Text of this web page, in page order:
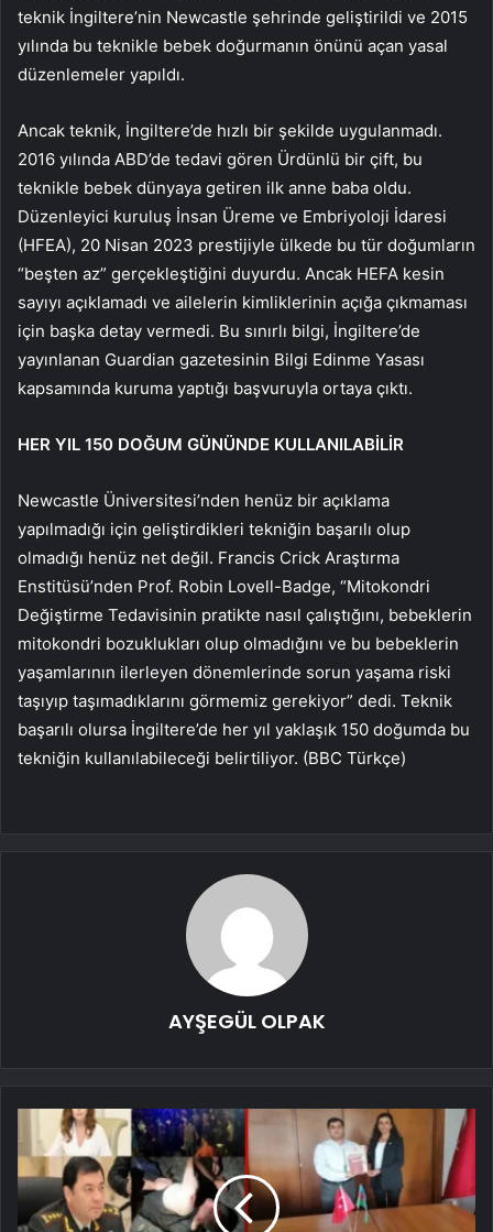
teknik İngiltere’nin Newcastle şehrinde geliştirildi ve 2015
yılında bu teknikle bebek doğurmanın önünü açan yasal
düzenlemeler yapıldı.
Ancak teknik, İngiltere’de hızlı bir şekilde uygulanmadı.
2016 yılında ABD’de tedavi gören Ürdünlü bir çift, bu
teknikle bebek dünyaya getiren ilk anne baba oldu.
Düzenleyici kuruluş İnsan Üreme ve Embriyoloji İdaresi
(HFEA), 20 Nisan 2023 prestijiyle ülkede bu tür doğumların
“beşten az” gerçekleştiğini duyurdu. Ancak HEFA kesin
sayıyı açıklamadı ve ailelerin kimliklerinin açığa çıkmaması
için başka detay vermedi. Bu sınırlı bilgi, İngiltere’de
yayınlanan Guardian gazetesinin Bilgi Edinme Yasası
kapsamında kuruma yaptığı başvuruyla ortaya çıktı.
HER YIL 150 DOĞUM GÜNÜNDE KULLANILABİLİR
Newcastle Üniversitesi’nden henüz bir açıklama
yapılmadığı için geliştirdikleri tekniğin başarılı olup
olmadığı henüz net değil. Francis Crick Araştırma
Enstitüsü’nden Prof. Robin Lovell-Badge, “Mitokondri
Değiştirme Tedavisinin pratikte nasıl çalıştığını, bebeklerin
mitokondri bozuklukları olup olmadığını ve bu bebeklerin
yaşamlarının ilerleyen dönemlerinde sorun yaşama riski
taşıyıp taşımadıklarını görmemiz gerekiyor” dedi. Teknik
başarılı olursa İngiltere’de her yıl yaklaşık 150 doğumda bu
tekniğin kullanılabileceği belirtiliyor. (BBC Türkçe)
AYŞEGÜL OLPAK